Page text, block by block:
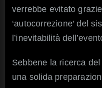
verrebbe evitato
‘autocorrezione’ del
l’inevitabilità
Sebbene la ricerca
una solida